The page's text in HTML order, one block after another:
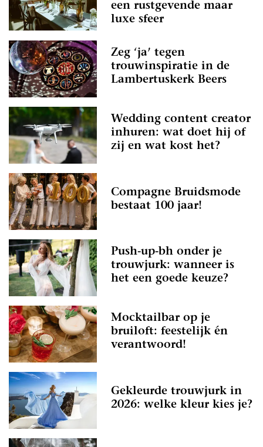
een rustgevende maar
luxe sfeer
Zeg ‘ja’ tegen
trouwinspiratie in de
Lambertuskerk Beers
Wedding content creator
inhuren: wat doet hij of
zij en wat kost het?
Compagne Bruidsmode
bestaat 100 jaar!
Push-up-bh onder je
trouwjurk: wanneer is
het een goede keuze?
Mocktailbar op je
bruiloft: feestelijk én
verantwoord!
Gekleurde trouwjurk in
2026: welke kleur kies je?